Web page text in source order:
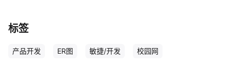
标签
产品开发 ER图 敏捷/开发 校园网